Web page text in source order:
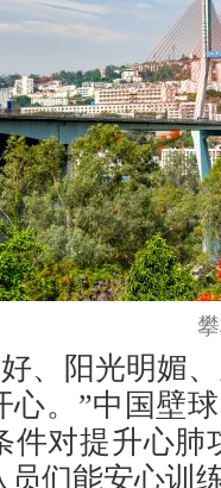
、阳光明媚
心。”中国壁
件对提升心
员们能安心训